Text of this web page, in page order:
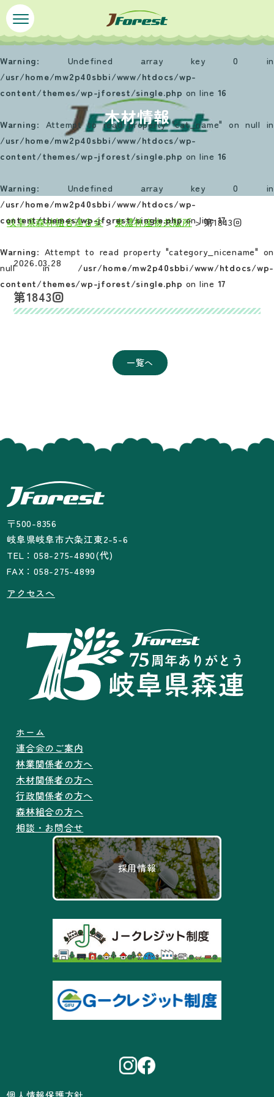
ペ
ー
ジ
の
先
す
。
メ
ニ
ュ
ー
を
し
て
へ
Warning: Undefined array key 0 in
/usr/home/mw2p40sbbi/www/htdocs/wp-
content/themes/wp-jforest/single.php on line 16
Warning: Attempt to read property "cat_name" on null in
/usr/home/mw2p40sbbi/www/htdocs/wp-
content/themes/wp-jforest/single.php on line 16
Warning: Undefined array key 0 in
/usr/home/mw2p40sbbi/www/htdocs/wp-
content/themes/wp-jforest/single.phpon line17
Warning: Attempt to read property "category_nicename" on
null in /usr/home/mw2p40sbbi/www/htdocs/wp-
content/themes/wp-jforest/single.php on line 17
木材情報
岐阜県森林組合連合会>東濃林産物共販所>第1843回
文
2026.03.28
第1843回
一覧へ
〒500-8356
岐阜県岐阜市六条江東2-5-6
TEL：058-275-4890(代)
FAX：058-275-4899
アクセスへ
ホーム
連合会のご案内
林業関係者の方へ
木材関係者の方へ
行政関係者の方へ
森林組合の方へ
相談・お問合せ
採用情報